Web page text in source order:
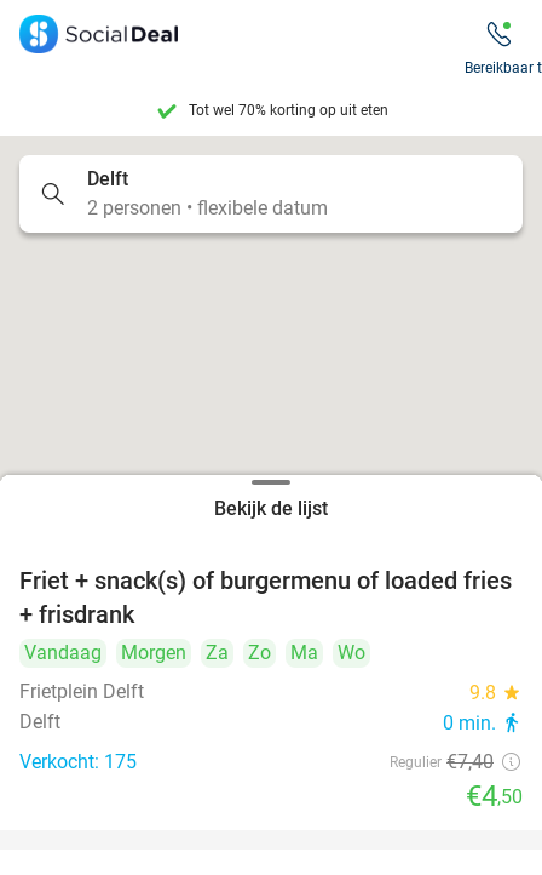
7 dagen per week beschikbaar
10+ miljoen leden
9,4 op basis van
Tot wel 70% korting op uit eten
Bereikbaar
Delft
2 personen • flexibele datum
Bekijk de lijst
39%
Friet + snack(s) of burgermenu of loaded fries
+ frisdrank
Vandaag Morgen Za Zo Ma
Wo
Frietplein Delft
9.8 star
Delft 0 min. directions_walk
Verkocht: 175 Regulier €7,40
€4,50